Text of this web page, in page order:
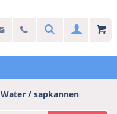
info@akb.nl
Stel uw vraag
030 69 50 814Search
Water / sapkannen